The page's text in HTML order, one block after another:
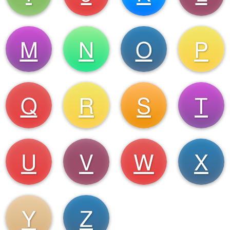
M
N O
P
Q
R S
T
U
V W
X
Y
Z